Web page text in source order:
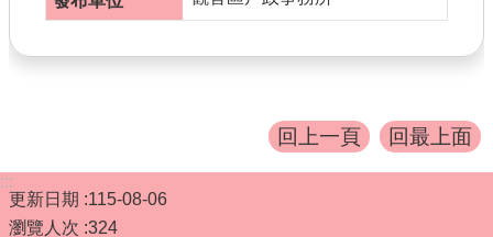
回上一頁 回最上面
:::
更新日期
115-08-06
瀏覽人次 324